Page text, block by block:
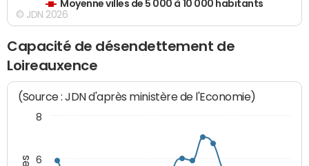
Moyenne villes de 5 000 à 10 000 habitants
© JDN 2026
Capacité de désendettement de
Loireauxence
(Source : JDN d'après ministère de l'Economie)
6
8